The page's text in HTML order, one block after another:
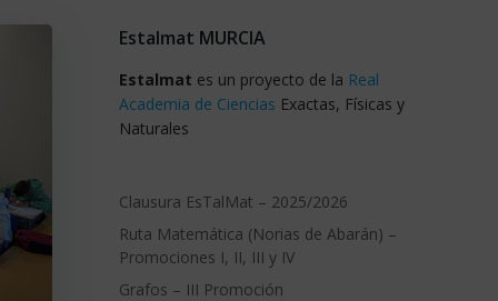
Estalmat MURCIA
Estalmat es un proyecto de la Real
Academia de Ciencias Exactas, Físicas y
Naturales
Clausura EsTalMat – 2025/2026
Ruta Matemática (Norias de Abarán) –
Promociones I, II, III y IV
Grafos – III Promoción